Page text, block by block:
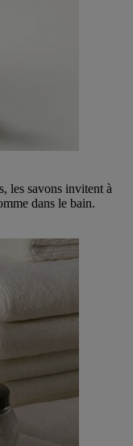
les savons invitent à
dans le bain.